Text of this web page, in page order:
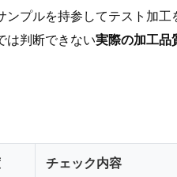
プルを持参してテスト加
は判断できない実際の加工品
チェック内容